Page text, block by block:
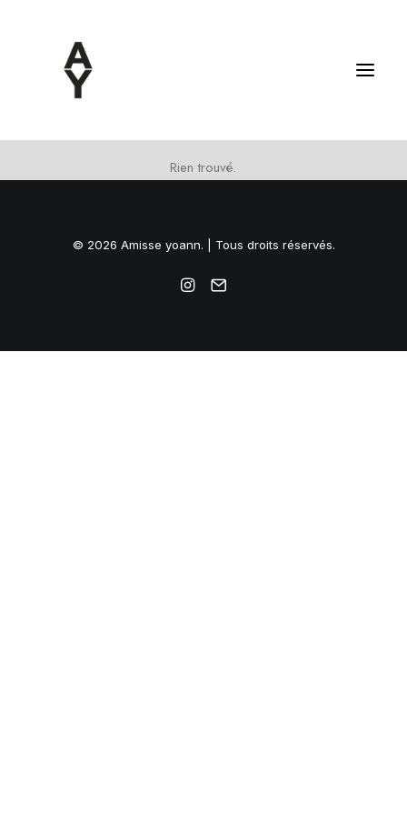
Rien trouvé.
© 2026 Amisse yoann. | Tous droits réservés.